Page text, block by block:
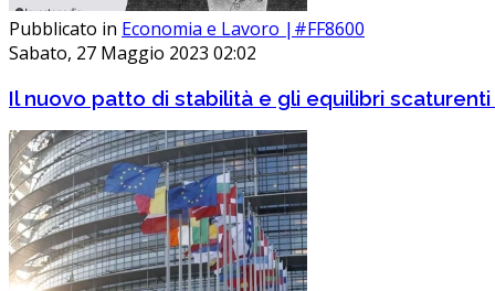
Pubblicato in Economia e Lavoro |#FF8600
Sabato, 27 Maggio 2023 02:02
Il nuovo patto di stabilità e gli equilibri